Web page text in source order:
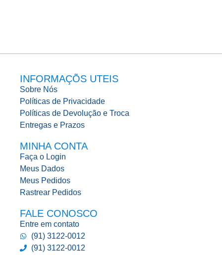
INFORMAÇÕS UTEIS
Sobre Nós
Políticas de Privacidade
Políticas de Devolução e Troca
Entregas e Prazos
MINHA CONTA
Faça o Login
Meus Dados
Meus Pedidos
Rastrear Pedidos
FALE CONOSCO
Entre em contato
(91) 3122-0012
(91) 3122-0012